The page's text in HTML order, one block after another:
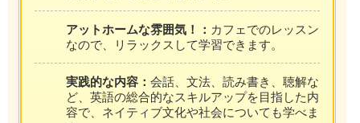
アットホームな雰囲気！： カフェでのレッスン
なので、リラックスして学習できます。
実践的な内容： 会話、文法、読み書き、聴解な
ど、英語の総合的なスキルアップを目指した内
容で、ネイティブ文化や社会についても学べま